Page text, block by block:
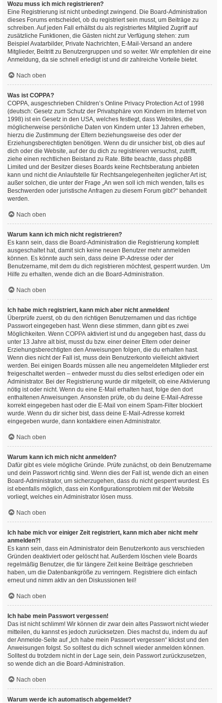
Wozu muss ich mich registrieren?
Eine Registrierung ist nicht unbedingt zwingend. Die Board-Administration
dieses Forums entscheidet, ob du registriert sein musst, um Beiträge zu
schreiben. Auf jeden Fall erhältst du als registriertes Mitglied Zugriff auf
zusätzliche Funktionen, die Gästen nicht zur Verfügung stehen: zum
Beispiel Avatarbilder, Private Nachrichten, E-Mail-Versand an andere
Mitglieder, Beitritt zu Benutzergruppen und so weiter. Wir empfehlen dir eine
Anmeldung, da sie schnell erledigt ist und dir zahlreiche Vorteile bietet.
Nach oben
Was ist COPPA?
COPPA, ausgeschrieben Children’s Online Privacy Protection Act of 1998
(deutsch: Gesetz zum Schutz der Privatsphäre von Kindern im Internet von
1998) ist ein Gesetz in den USA, welches festlegt, dass Websites, die
möglicherweise persönliche Daten von Kindern unter 13 Jahren erheben,
hierzu die Zustimmung der Eltern beziehungsweise des oder der
Erziehungsberechtigten benötigen. Wenn du dir unsicher bist, ob dies auf
dich oder die Website, auf der du dich zu registrieren versuchst, zutrifft,
ziehe einen rechtlichen Beistand zu Rate. Bitte beachte, dass phpBB
Limited und der Besitzer dieses Boards keine Rechtsberatung anbieten
kann und nicht die Anlaufstelle für Rechtsangelegenheiten jeglicher Art ist;
außer solchen, die unter der Frage „An wen soll ich mich wenden, falls es
Beschwerden oder juristische Anfragen zu diesem Forum gibt?“ behandelt
werden.
Nach oben
Warum kann ich mich nicht registrieren?
Es kann sein, dass die Board-Administration die Registrierung komplett
ausgeschaltet hat, damit sich keine neuen Benutzer mehr anmelden
können. Es könnte auch sein, dass deine IP-Adresse oder der
Benutzername, mit dem du dich registrieren möchtest, gesperrt wurden. Um
Hilfe zu erhalten, wende dich an die Board-Administration.
Nach oben
Ich habe mich registriert, kann mich aber nicht anmelden!
Überprüfe zuerst, ob du den richtigen Benutzernamen und das richtige
Passwort eingegeben hast. Wenn diese stimmen, dann gibt es zwei
Möglichkeiten. Wenn COPPA aktiviert ist und du angegeben hast, dass du
unter 13 Jahre alt bist, musst du bzw. einer deiner Eltern oder deiner
Erziehungsberechtigten den Anweisungen folgen, die du erhalten hast.
Wenn dies nicht der Fall ist, muss dein Benutzerkonto vielleicht aktiviert
werden. Bei einigen Boards müssen alle neu angemeldeten Mitglieder erst
freigeschaltet werden – entweder musst du dies selbst erledigen oder ein
Administrator. Bei der Registrierung wurde dir mitgeteilt, ob eine Aktivierung
nötig ist oder nicht. Wenn du eine E-Mail erhalten hast, folge den dort
enthaltenen Anweisungen. Ansonsten prüfe, ob du deine E-Mail-Adresse
korrekt eingegeben hast oder die E-Mail von einem Spam-Filter blockiert
wurde. Wenn du dir sicher bist, dass deine E-Mail-Adresse korrekt
eingegeben wurde, dann kontaktiere einen Administrator.
Nach oben
Warum kann ich mich nicht anmelden?
Dafür gibt es viele mögliche Gründe. Prüfe zunächst, ob dein Benutzername
und dein Passwort richtig sind. Wenn dies der Fall ist, wende dich an einen
Board-Administrator, um sicherzugehen, dass du nicht gesperrt wurdest. Es
ist ebenfalls möglich, dass ein Konfigurationsproblem mit der Website
vorliegt, welches ein Administrator lösen muss.
Nach oben
Ich habe mich vor einiger Zeit registriert, kann mich aber nicht mehr
anmelden?!
Es kann sein, dass ein Administrator dein Benutzerkonto aus verschieden
Gründen deaktiviert oder gelöscht hat. Außerdem löschen viele Boards
regelmäßig Benutzer, die für längere Zeit keine Beiträge geschrieben
haben, um die Datenbankgröße zu verringern. Registriere dich einfach
erneut und nimm aktiv an den Diskussionen teil!
Nach oben
Ich habe mein Passwort vergessen!
Das ist nicht schlimm! Wir können dir zwar dein altes Passwort nicht wieder
mitteilen, du kannst es jedoch zurücksetzen. Dies machst du, indem du auf
der Anmelde-Seite auf „Ich habe mein Passwort vergessen“ klickst und den
Anweisungen folgst. So solltest du dich schnell wieder anmelden können.
Solltest du trotzdem nicht in der Lage sein, dein Passwort zurückzusetzen,
so wende dich an die Board-Administration.
Nach oben
Warum werde ich automatisch abgemeldet?